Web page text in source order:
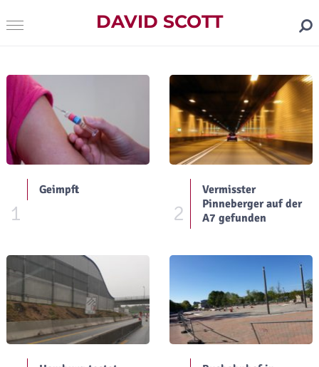
DAVID SCOTT
1
Geimpft
2
Vermisster
Pinneberger auf der
A7 gefunden